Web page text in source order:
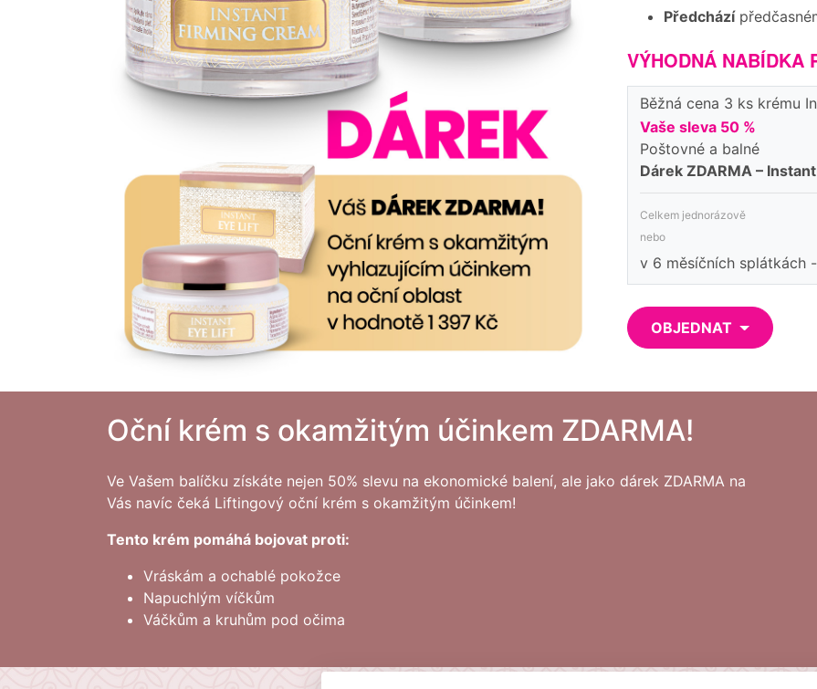
Předchází
VÝHODNÁ NABÍDKA
Běžná cena 3 ks krému
Vaše sleva 50 %
Poštovné a balné
Dárek ZDARMA –
Celkem jednorázově
nebo
v 6 měsíčních splátkách -
OBJEDNAT
Oční krém s okamžitým účinkem ZDARMA!
Ve Vašem balíčku získáte nejen 50% slevu na ekonomické balení, ale jako dárek ZDARMA na
Vás navíc čeká Liftingový oční krém s okamžitým účinkem!
Tento krém pomáhá bojovat proti:
Vráskám a ochablé pokožce
Napuchlým víčkům
Váčkům a kruhům pod očima